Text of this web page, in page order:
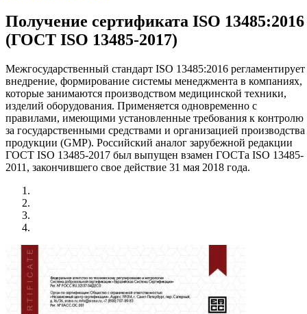
Получение сертификата ISO 13485:2016
(ГОСТ ISO 13485-2017)
Межгосударственный стандарт ISO 13485:2016 регламентирует
внедрение, формирование системы менеджмента в компаниях,
которые занимаются производством медицинской техники,
изделий оборудования. Применяется одновременно с
правилами, имеющими установленные требования к контролю
за государственными средствами и организацией производства
продукции (GMP). Российский аналог зарубежной редакции
ГОСТ ISO 13485-2017 был выпущен взамен ГОСТа ISO 13485-
2011, закончившего свое действие 31 мая 2018 года.